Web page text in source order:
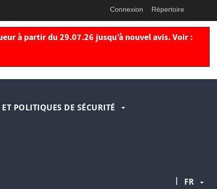
Connexion Répertoire
à partir du 29.07.26 jusqu’à nouvel avis. Voir :
ET POLITIQUES DE SÉCURITÉ
| FR